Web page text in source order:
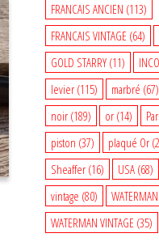
FRANCAIS ANCIEN (113)
FRANCAIS VINTAGE (64)
GOLD STARRY(11)
levier(115) marbré (67)
noir(189) or(14)
piston (37) plaqué Or
Sheaffer(16) USA(68)
vintage (80) WATERMAN
WATERMAN VINTAGE (35)